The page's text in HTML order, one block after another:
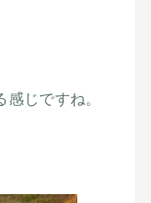
じですね。